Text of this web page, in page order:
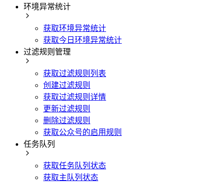
环境异常统计
获取环境异常统计
获取今日环境异常统计
过滤规则管理
获取过滤规则列表
创建过滤规则
获取过滤规则详情
更新过滤规则
删除过滤规则
获取公众号的启用规则
任务队列
获取任务队列状态
获取主队列状态